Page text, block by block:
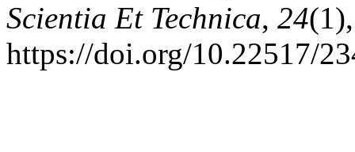
Scientia Et Technica, 24
https://doi.org/10.22517/